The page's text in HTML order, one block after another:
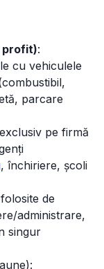
profit):
cu vehiculele
parcare
pe firmă
, închiriere, școli
de
administrare,
singur